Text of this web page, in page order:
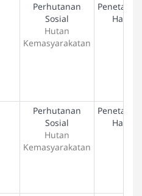
Perhutanan
Sosial
Hutan
Kemasyarakatan
Penetapan
Hak
Perhutanan
Sosial
Hutan
Kemasyarakatan
Penetapan
Hak